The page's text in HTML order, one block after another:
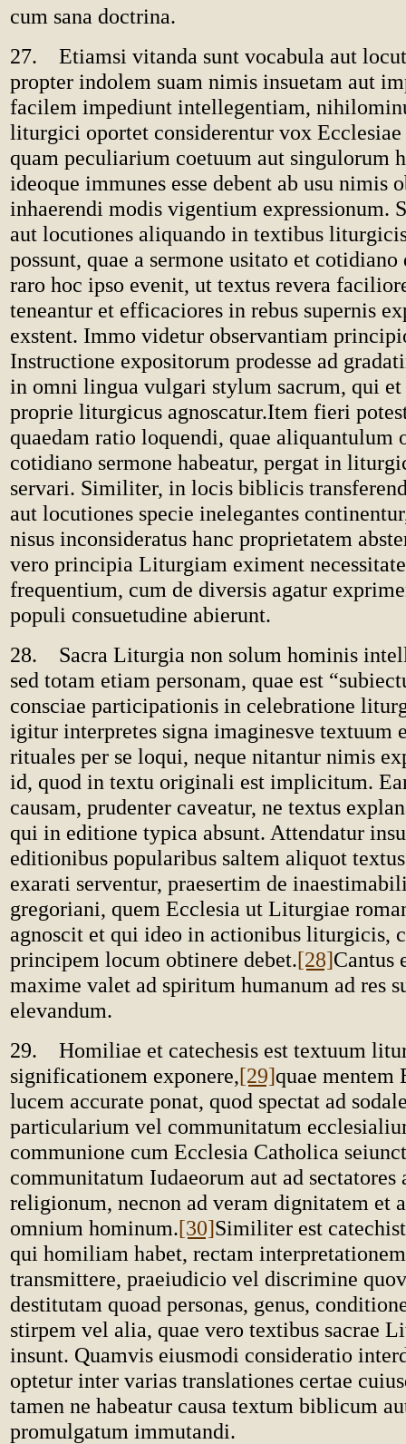
cum sana doctrina.
27. Etiamsi vitanda sunt vocabula aut
propter indolem suam nimis insuetam aut
facilem impediunt intellegentiam,
liturgici oportet considerentur vox
quam peculiarium coetuum aut singulorum
ideoque immunes esse debent ab usu nimis
inhaerendi modis vigentium expressionum.
aut locutiones aliquando in textibus
possunt, quae a sermone usitato et
raro hoc ipso evenit, ut textus revera
teneantur et efficaciores in rebus supernis
exstent. Immo videtur observantiam
Instructione expositorum prodesse ad
in omni lingua vulgari stylum sacrum, qui et
proprie liturgicus agnoscatur.Item fieri
quaedam ratio loquendi, quae aliquantulum
cotidiano sermone habeatur, pergat in
servari. Similiter, in locis biblicis
aut locutiones specie inelegantes
nisus inconsideratus hanc proprietatem
vero principia Liturgiam eximent
frequentium, cum de diversis agatur
populi consuetudine abierunt.
28. Sacra Liturgia non solum hominis
sed totam etiam personam, quae est
consciae participationis in celebratione
igitur interpretes signa imaginesve textuum
rituales per se loqui, neque nitantur nimis
id, quod in textu originali est implicitum.
causam, prudenter caveatur, ne textus
qui in editione typica absunt. Attendatur
editionibus popularibus saltem aliquot
exarati serventur, praesertim de
gregoriani, quem Ecclesia ut Liturgiae
agnoscit et qui ideo in actionibus liturgicis,
principem locum obtinere debet.[28]Cantus
maxime valet ad spiritum humanum ad res
elevandum.
29. Homiliae et catechesis est textuum
significationem exponere,[29]quae mentem
lucem accurate ponat, quod spectat ad
particularium vel communitatum
communione cum Ecclesia Catholica
communitatum Iudaeorum aut ad sectatores
religionum, necnon ad veram dignitatem et
omnium hominum.[30]Similiter est
qui homiliam habet, rectam
transmittere, praeiudicio vel discrimine
destitutam quoad personas, genus,
stirpem vel alia, quae vero textibus sacrae
insunt. Quamvis eiusmodi consideratio
optetur inter varias translationes certae
tamen ne habeatur causa textum biblicum
promulgatum immutandi.